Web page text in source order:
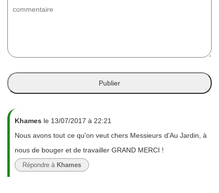
Khames le 13/07/2017 à 22:21
Nous avons tout ce qu'on veut chers Messieurs d'Au Jardin, à
nous de bouger et de travailler GRAND MERCI !
Répondre à Khames